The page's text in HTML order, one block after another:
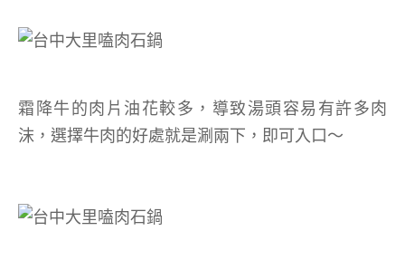
霜降牛的肉片油花較多，導致湯頭容易有許多肉
沫，選擇牛肉的好處就是涮兩下，即可入口～